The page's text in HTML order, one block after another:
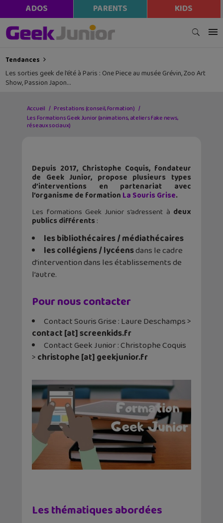
ADOS PARENTS KIDS
Tendances
Les sorties geek de l’été à Paris : One Piece au musée Grévin, Zoo Art
Show, Passion Japon…
Accueil
Prestations (conseil, formation)
Les Formations Geek Junior (animations, ateliers fake news,
réseaux sociaux)
Depuis 2017, Christophe Coquis, fondateur
de Geek Junior, propose plusieurs types
d’interventions en partenariat avec
l’organisme de formation La Souris Grise.
Les formations Geek Junior s’adressent à deux
publics différents:
les bibliothécaires / médiathécaires
les collégiens / lycéensdans le cadre
d’intervention dans les établissements de
l’autre.
Pour nous contacter
Contact Souris Grise : Laure Deschamps >
contact [at] screenkids.fr
Contact Geek Junior : Christophe Coquis
>christophe [at] geekjunior.fr
Les thématiques abordées